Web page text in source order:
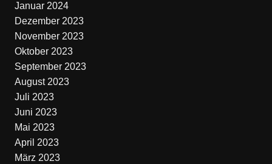
Januar 2024
Dezember 2023
November 2023
Oktober 2023
September 2023
August 2023
Juli 2023
Juni 2023
Mai 2023
April 2023
März 2023